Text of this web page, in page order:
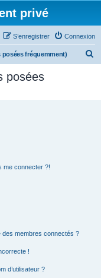
privé
Connexion
S’enregistrer
fréquemment)
posées
me connecter ?!
des membres connectés ?
!
d’utilisateur ?